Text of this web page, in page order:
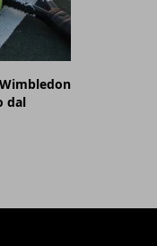
dal